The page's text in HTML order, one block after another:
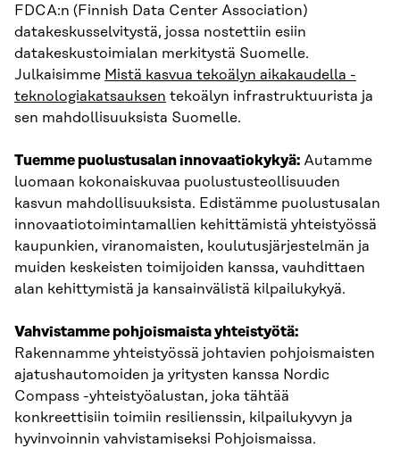
FDCA:n (Finnish Data Center Association)
datakeskusselvitystä, jossa nostettiin esiin
datakeskustoimialan merkitystä Suomelle.
Julkaisimme Mistä kasvua tekoälyn aikakaudella -
teknologiakatsauksen tekoälyn infrastruktuurista ja
sen mahdollisuuksista Suomelle.
Tuemme puolustusalan innovaatiokykyä: Autamme
luomaan kokonaiskuvaa puolustusteollisuuden
kasvun mahdollisuuksista. Edistämme puolustusalan
innovaatiotoimintamallien kehittämistä yhteistyössä
kaupunkien, viranomaisten, koulutusjärjestelmän ja
muiden keskeisten toimijoiden kanssa, vauhdittaen
alan kehittymistä ja kansainvälistä kilpailukykyä.
Vahvistamme pohjoismaista yhteistyötä:
Rakennamme yhteistyössä johtavien pohjoismaisten
ajatushautomoiden ja yritysten kanssa Nordic
Compass -yhteistyöalustan, joka tähtää
konkreettisiin toimiin resilienssin, kilpailukyvyn ja
hyvinvoinnin vahvistamiseksi Pohjoismaissa.